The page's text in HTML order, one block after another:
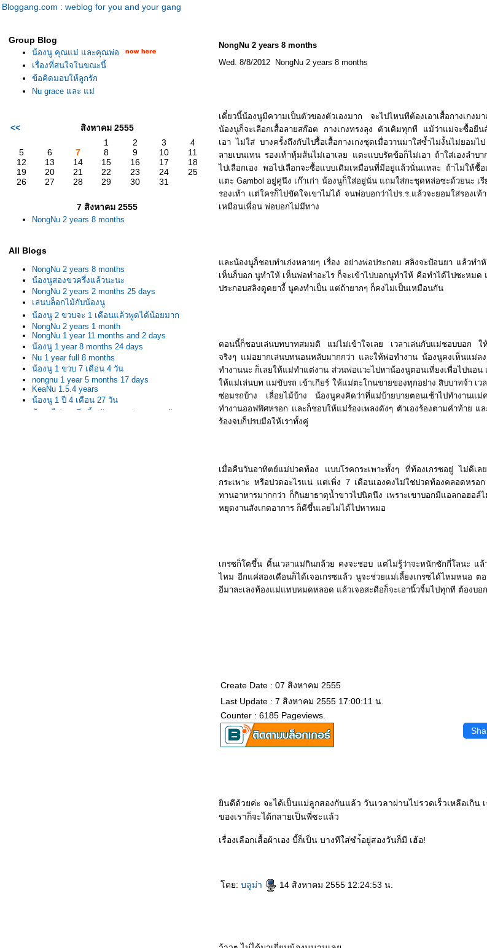
Bloggang.com : weblog for you and your gang
Group Blog
น้องนู คุณแม่ และคุณพ่อ
เรื่องที่สนใจในขณะนี้
ข้อคิดมอบให้ลูกรัก
Nu grace และ แม่
<<
สิงหาคม 2555
1
2 3
4
5
6 7 8 9 10
11
12
13 14 15 16 17
18
19
20 21 22 23 24
25
26
27 28 29 30 31
7 สิงหาคม 2555
NongNu 2 years 8 months
All Blogs
NongNu 2 years 8 months
น้องนูสองขวครึ่งแล้วนะนะ
NongNu 2 years 2 months 25 days
เล่นบล็อกไม้กับน้องนู
น้องนู 2 ขวบจะ 1 เดือนแล้วพูดได้น้อยมาก
NongNu 2 years 1 month
NongNu 1 year 11 months and 2 days
น้องนู 1 year 8 months 24 days
Nu 1 year full 8 months
น้องนู 1 ขวบ 7 เดือน 4 วัน
nongnu 1 year 5 months 17 days
KeaNu 1.5.4 years
น้องนู 1 ปี 4 เดือน 27 วัน
น้องนูไปงานมีทติ้ง กับงานแต่งงานมาครับ
NongNu 2 years 8 months
Wed. 8/8/2012
NongNu 2 years 8 months
เดี๋ยวนี้น้องนูมีความเป็นตัวของตัวเองมาก จะไปไหนทีต้องเอาเสื้อกางเกง
น้องนูก็จะเลือกเสื้อลายสก๊อต กางเกงทรงลุง ตัวเดิมทุกที แม้ว่าแม่จะซื้อยีน
เอา ไม่ใส่ บางครั้งถึงกับไปรื้อเสื้อกางเกงชุดเมื่อวานมาใส่ซ้ำไม่งั้นไม่ยอมไ
ลายเบนเทน รองเท้าหุ้มส้นไม่เอาเลย แตะแบบรัดข้อก็ไม่เอา ถ้าใส่เองลำ
ไปเลือกเอง พอไปเลือกจะซื้อแบบเดิมเหมือนที่มีอยู่แล้วนั่นแหละ ถ้าไม่ให้ซื้
ตะGambol อยู่คู่นึง เก๊าเก่า น้องนูก็ใส่อยู่นั่น แถมใส่กะชุดหล่อซะด้วยนะ เ
รองเท้า แต่ใครก็ไปขัดใจเขาไม่ได้ จนพ่อบอกว่าไปร.ร.แล้วจะยอมใส่รองเ
เหมือนเพื่อน พ่อบอกไม่มีทาง
ละน้องนูก็ชอบทำเก่งหลายๆ เรื่อง อย่างพ่อประกอบ สลิงจะป้อนยา แล้วทำ
เห็นก็บอก นูทำให้ เห็นพ่อทำอะไร ก็จะเข้าไปบอกนูทำให้ คือทำได้ไปซะหมด
ประกอบสลิงดูดยางี้ นูคงทำเป็น แต่ถ้ายากๆ ก็คงไม่เป็นเหมือนกัน
ตอนนี้ก็ชอบเล่นบทบาทสมมติ แม่ไม่เข้าใจเลย เวลาเล่นกับแม่ชอบบอก
จริงๆ แม่อยากเล่นบทนอนหลับมากกว่า และให้พ่อทำงาน น้องนูคงเห็นแม่ล
ทำงานนะ ก็เลยให้แม่ทำแต่งาน ส่วนพ่อแวะไปหาน้องนูตอนเที่ยงเพื่อไปนอ
ห้แม่เล่นบท แม่ขับรถ เข้าเกียร์ ให้แม่ตะโกนขายของทุกอย่าง สิบบาทจ้า เว
ซ่อมรถบ้าง เลื่อยไม้บ้าง น้องนูคงคิดว่าที่แม่บ้ายบายตอนเช้าไปทำงานแม่
ทำงานออฟฟิศหรอก และก็ชอบให้แม่ร้องเพลงดังๆ ตัวเองร้องตามคำท้าย แ
ร้องจบก็ปรบมือให้เราทั้งคู่
เมื่อคืนวันอาทิตย์แม่ปวดท้อง แบบโรคกระเพาะทั้งๆ ที่ท้องเกรซอยู่ ไม่ดีเ
กระเพาะ หรือปวดอะไรแน่ แต่เพิ่ง 7 เดือนเองคงไม่ใช่ปวดท้องคลอดหรอ
ทานอาหารมากกว่า ก็กินยาธาตุน้ำขาวไปนิดนึง เพราะเขาบอกมีแอลกอฮอล์
หยุดงานสังเกตอาการ ก็ดีขึ้นเลยไม่ได้ไปหาหมอ
เกรซก็โตขึ้น ดิ้นเวลาแม่กินกล้วย คงจะชอบ แต่ไม่รู้ว่าจะหนักซักกี่โลนะ แล้
ไหม อีกแค่สองเดือนก็ได้เจอเกรซแล้ว นูจะช่วยแม่เลี้ยงเกรซได้ไหมหนอ ต
อีมาละเลงท้องแม่แทบหมดหลอด แล้วเจอสะดือก็จะเอานิ้วจิ้มไปทุกที ต้องบอ
Create Date : 07 สิงหาคม 2555
Last Update : 7 สิงหาคม 2555 17:00:11 น.
Counter : 6185 Pageviews.
นดีด้วยค่ะ จะได้เป็นแม่ลูกสองกันแล้ว วันเวลาผ่านไปรวดเร็วเหลือเกิน เ
ของเราก็จะได้กลายเป็นพี่ซะแล้ว
เรื่องเลือกเสื้อผ้าเอง บี้ก็เป็น บางทีใส่ซำ้อยู่สองวันก็มี เฮ้อ!
ดย: บลูม่า 14 สิงหาคม 2555 12:24:53 น.